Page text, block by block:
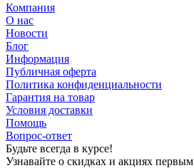
Компания
О нас
Новости
Блог
Информация
Публичная оферта
Политика конфиденциальности
Гарантия на товар
Условия доставки
Помощь
Вопрос-ответ
Будьте всегда в курсе!
Узнавайте о скидках и акциях первым